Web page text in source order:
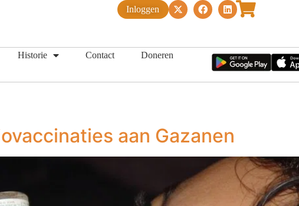
Inloggen
Historie Contact Doneren
aan Gazanen